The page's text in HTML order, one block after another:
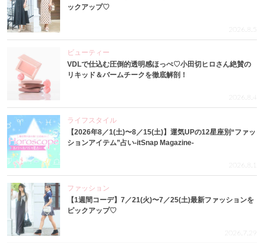
ックアップ♡
2026.8.5
ビューティー
VDLで仕込む圧倒的透明感ほっぺ♡小田切ヒロさん絶賛の
リキッド＆バームチークを徹底解剖！
2026.8.4
ライフスタイル
【2026年8／1(土)〜8／15(土)】運気UPの12星座別“ファッ
ションアイテム”占い-itSnap Magazine-
2026.8.1
ファッション
【1週間コーデ】7／21(火)〜7／25(土)最新ファッションを
ピックアップ♡
2026.7.29